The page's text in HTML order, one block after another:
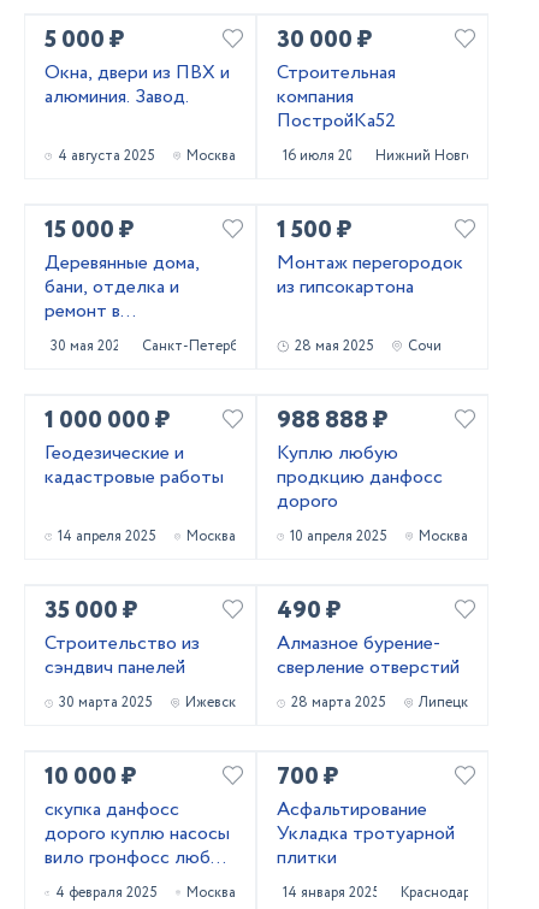
5 000 ₽
Окна, двери из ПВХ и
алюминия. Завод.
4 августа 2025 Москва
30 000 ₽
Строительная
компания
ПостройКа52
16 июля 2025 Нижний Новгород
15 000 ₽
Деревянные дома,
бани, отделка и
ремонт в
Приозерском и
Выборгском районах
30 мая 2025 Санкт-Петербург
1 500 ₽
Монтаж перегородок
из гипсокартона
28 мая 2025 Сочи
1 000 000 ₽
Геодезические и
кадастровые работы
14 апреля 2025 Москва
988 888 ₽
Куплю любую
продкцию данфосс
дорого
10 апреля 2025 Москва
35 000 ₽
Строительство из
сэндвич панелей
30 марта 2025 Ижевск
490 ₽
Алмазное бурение-
сверление отверстий
28 марта 2025 Липецк
10 000 ₽
скупка данфосс
дорого куплю насосы
вило гронфосс любое
модель срочно
4 февраля 2025 Москва
700 ₽
Асфальтирование
Укладка тротуарной
плитки
14 января 2025 Краснодар